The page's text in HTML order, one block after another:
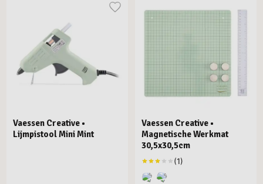
Vaessen Creative •
Lijmpistool Mini Mint
Vaessen Creative •
Magnetische Werkmat
30,5x30,5cm